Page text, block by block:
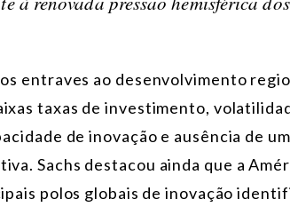
entraves ao desenvolvimento
taxas de investimento,
de inovação e ausência de
Sachs destacou ainda que a
polos globais de inovação